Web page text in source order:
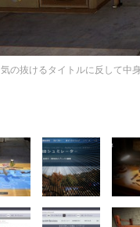
気の抜けるタイトルに反して中